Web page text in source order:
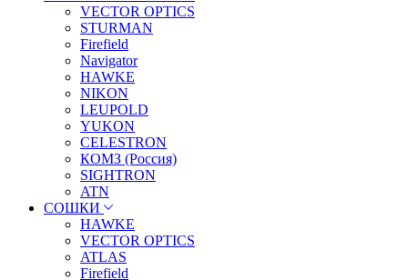
VECTOR OPTICS
STURMAN
Firefield
Navigator
HAWKE
NIKON
LEUPOLD
YUKON
CELESTRON
КОМЗ (Россия)
SIGHTRON
ATN
СОШКИ
HAWKE
VECTOR OPTICS
ATLAS
Firefield